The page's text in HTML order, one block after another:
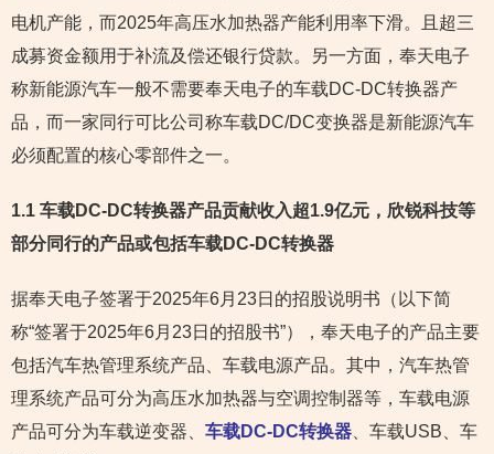
电机产能，而2025年高压水加热器产能利用率下滑。且超三
成募资金额用于补流及偿还银行贷款。另一方面，奉天电子
称新能源汽车一般不需要奉天电子的车载DC-DC转换器产
品，而一家同行可比公司称车载DC/DC变换器是新能源汽车
必须配置的核心零部件之一。
1.1 车载DC-DC转换器产品贡献收入超1.9亿元，欣锐科技等
部分同行的产品或包括车载DC-DC转换器
据奉天电子签署于2025年6月23日的招股说明书（以下简
称“签署于2025年6月23日的招股书”），奉天电子的产品主要
包括汽车热管理系统产品、车载电源产品。其中，汽车热管
理系统产品可分为高压水加热器与空调控制器等，车载电源
产品可分为车载逆变器、 车载DC-DC转换器 、车载USB、车